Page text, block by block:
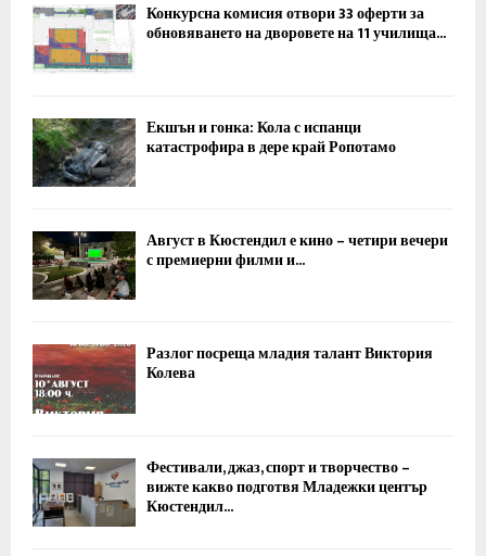
Конкурсна комисия отвори 33 оферти за
обновяването на дворовете на 11 училища...
Екшън и гонка: Кола с испанци
катастрофира в дере край Ропотамо
Август в Кюстендил е кино – четири вечери
с премиерни филми и...
Разлог посреща младия талант Виктория
Колева
Фестивали, джаз, спорт и творчество –
вижте какво подготвя Младежки център
Кюстендил...